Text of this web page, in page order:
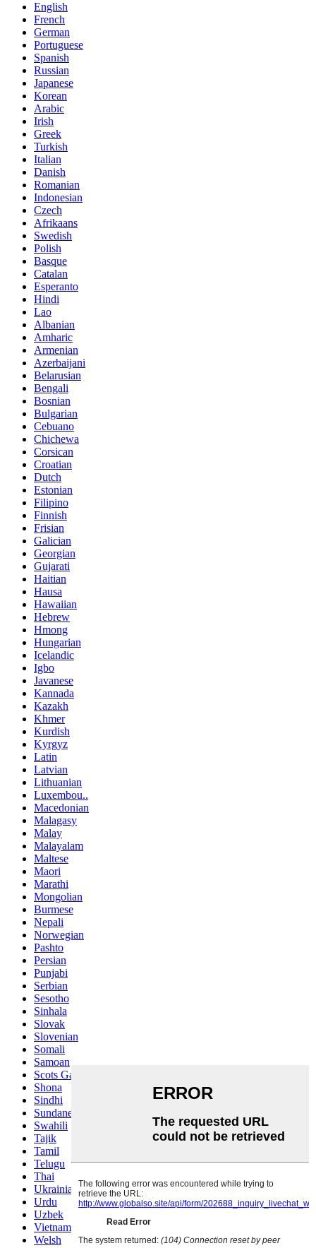
English
French
German
Portuguese
Spanish
Russian
Japanese
Korean
Arabic
Irish
Greek
Turkish
Italian
Danish
Romanian
Indonesian
Czech
Afrikaans
Swedish
Polish
Basque
Catalan
Esperanto
Hindi
Lao
Albanian
Amharic
Armenian
Azerbaijani
Belarusian
Bengali
Bosnian
Bulgarian
Cebuano
Chichewa
Corsican
Croatian
Dutch
Estonian
Filipino
Finnish
Frisian
Galician
Georgian
Gujarati
Haitian
Hausa
Hawaiian
Hebrew
Hmong
Hungarian
Icelandic
Igbo
Javanese
Kannada
Kazakh
Khmer
Kurdish
Kyrgyz
Latin
Latvian
Lithuanian
Luxembou..
Macedonian
Malagasy
Malay
Malayalam
Maltese
Maori
Marathi
Mongolian
Burmese
Nepali
Norwegian
Pashto
Persian
Punjabi
Serbian
Sesotho
Sinhala
Slovak
Slovenian
Somali
Samoan
Scots Gaelic
Shona
Sindhi
Sundanese
Swahili
Tajik
Tamil
Telugu
Thai
Ukrainian
Urdu
Uzbek
Vietnamese
Welsh